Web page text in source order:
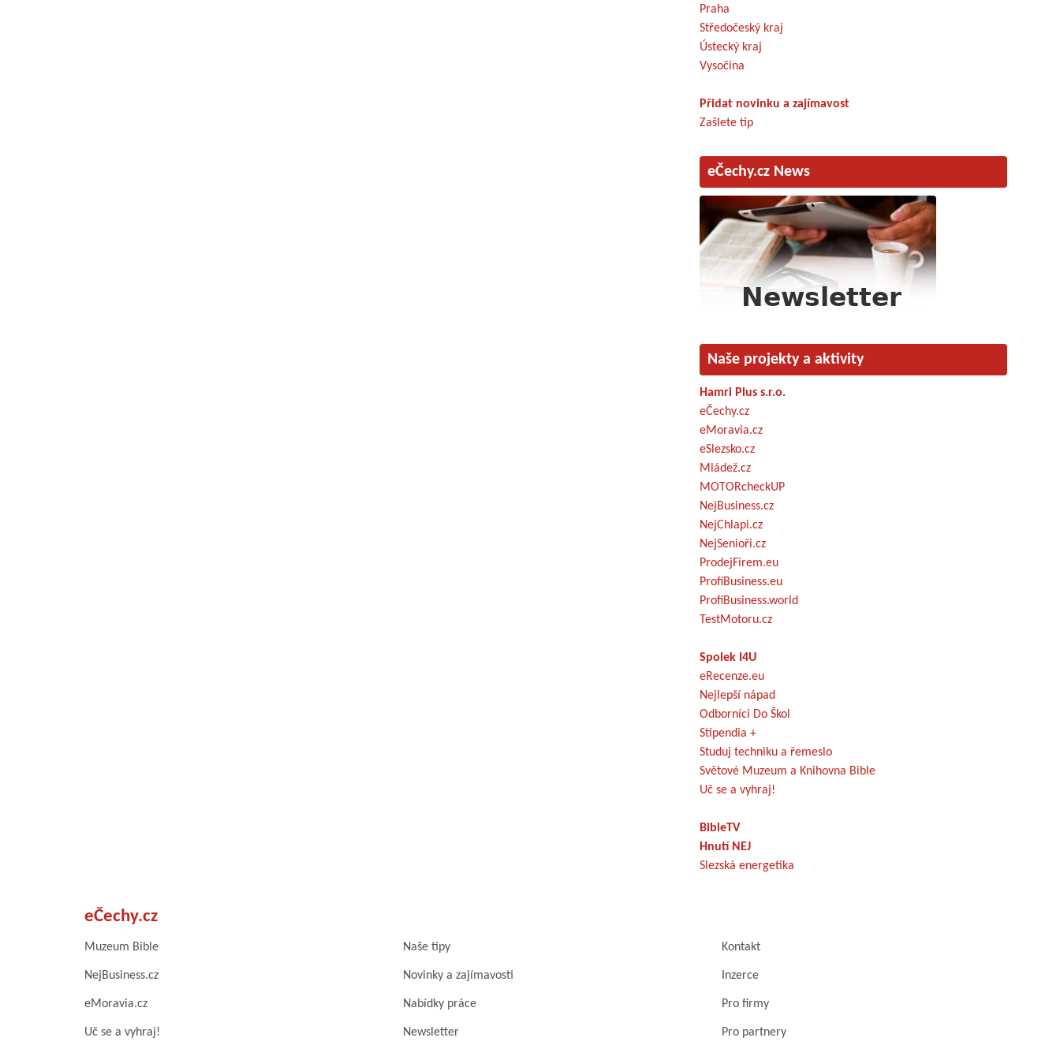
Praha
Středočeský kraj
Ústecký kraj
Vysočina
Přidat novinku a zajímavost
Zašlete tip
eČechy.cz News
Naše projekty a aktivity
Hamri Plus s.r.o.
eČechy.cz
eMoravia.cz
eSlezsko.cz
Mládež.cz
MOTORcheckUP
NejBusiness.cz
NejChlapi.cz
NejSenioři.cz
ProdejFirem.eu
ProfiBusiness.eu
ProfiBusiness.world
TestMotoru.cz
Spolek I4U
eRecenze.eu
Nejlepší nápad
Odborníci Do Škol
Stipendia +
Studuj techniku a řemeslo
Světové Muzeum a Knihovna Bible
Uč se a vyhraj!
BibleTV
Hnutí NEJ
Slezská energetika
eČechy.cz
Muzeum Bible Naše tipy Kontakt
NejBusiness.cz Novinky a zajímavosti Inzerce
eMoravia.cz Nabídky práce Pro firmy
Uč se a vyhraj! Newsletter Pro partnery